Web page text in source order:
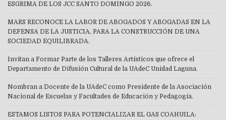
ESGRIMA DE LOS JCC SANTO DOMINGO 2026.
MARS RECONOCE LA LABOR DE ABOGADOS Y ABOGADAS EN LA
DEFENSA DE LA JUSTICIA, PARA LA CONSTRUCCIÓN DE UNA
SOCIEDAD EQUILIBRADA.
Invitan a Formar Parte de los Talleres Artísticos que ofrece el
Departamento de Difusión Cultural de la UAdeC Unidad Laguna.
Nombran a Docente de la UAdeC como Presidente de la Asociación
Nacional de Escuelas y Facultades de Educación y Pedagogía.
ESTAMOS LISTOS PARA POTENCIALIZAR EL GAS COAHUILA: